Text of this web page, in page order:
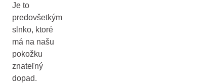
Je to
predovšetkým
slnko, ktoré
má na našu
pokožku
znateľný
dopad.